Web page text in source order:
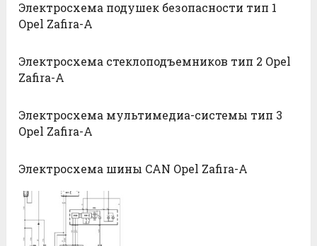
Электросхема подушек безопасности тип 1
Opel Zafira-A
Электросхема стеклоподъемников тип 2 Opel
Zafira-A
Электросхема мультимедиа-системы тип 3
Opel Zafira-A
Электросхема шины CAN Opel Zafira-A